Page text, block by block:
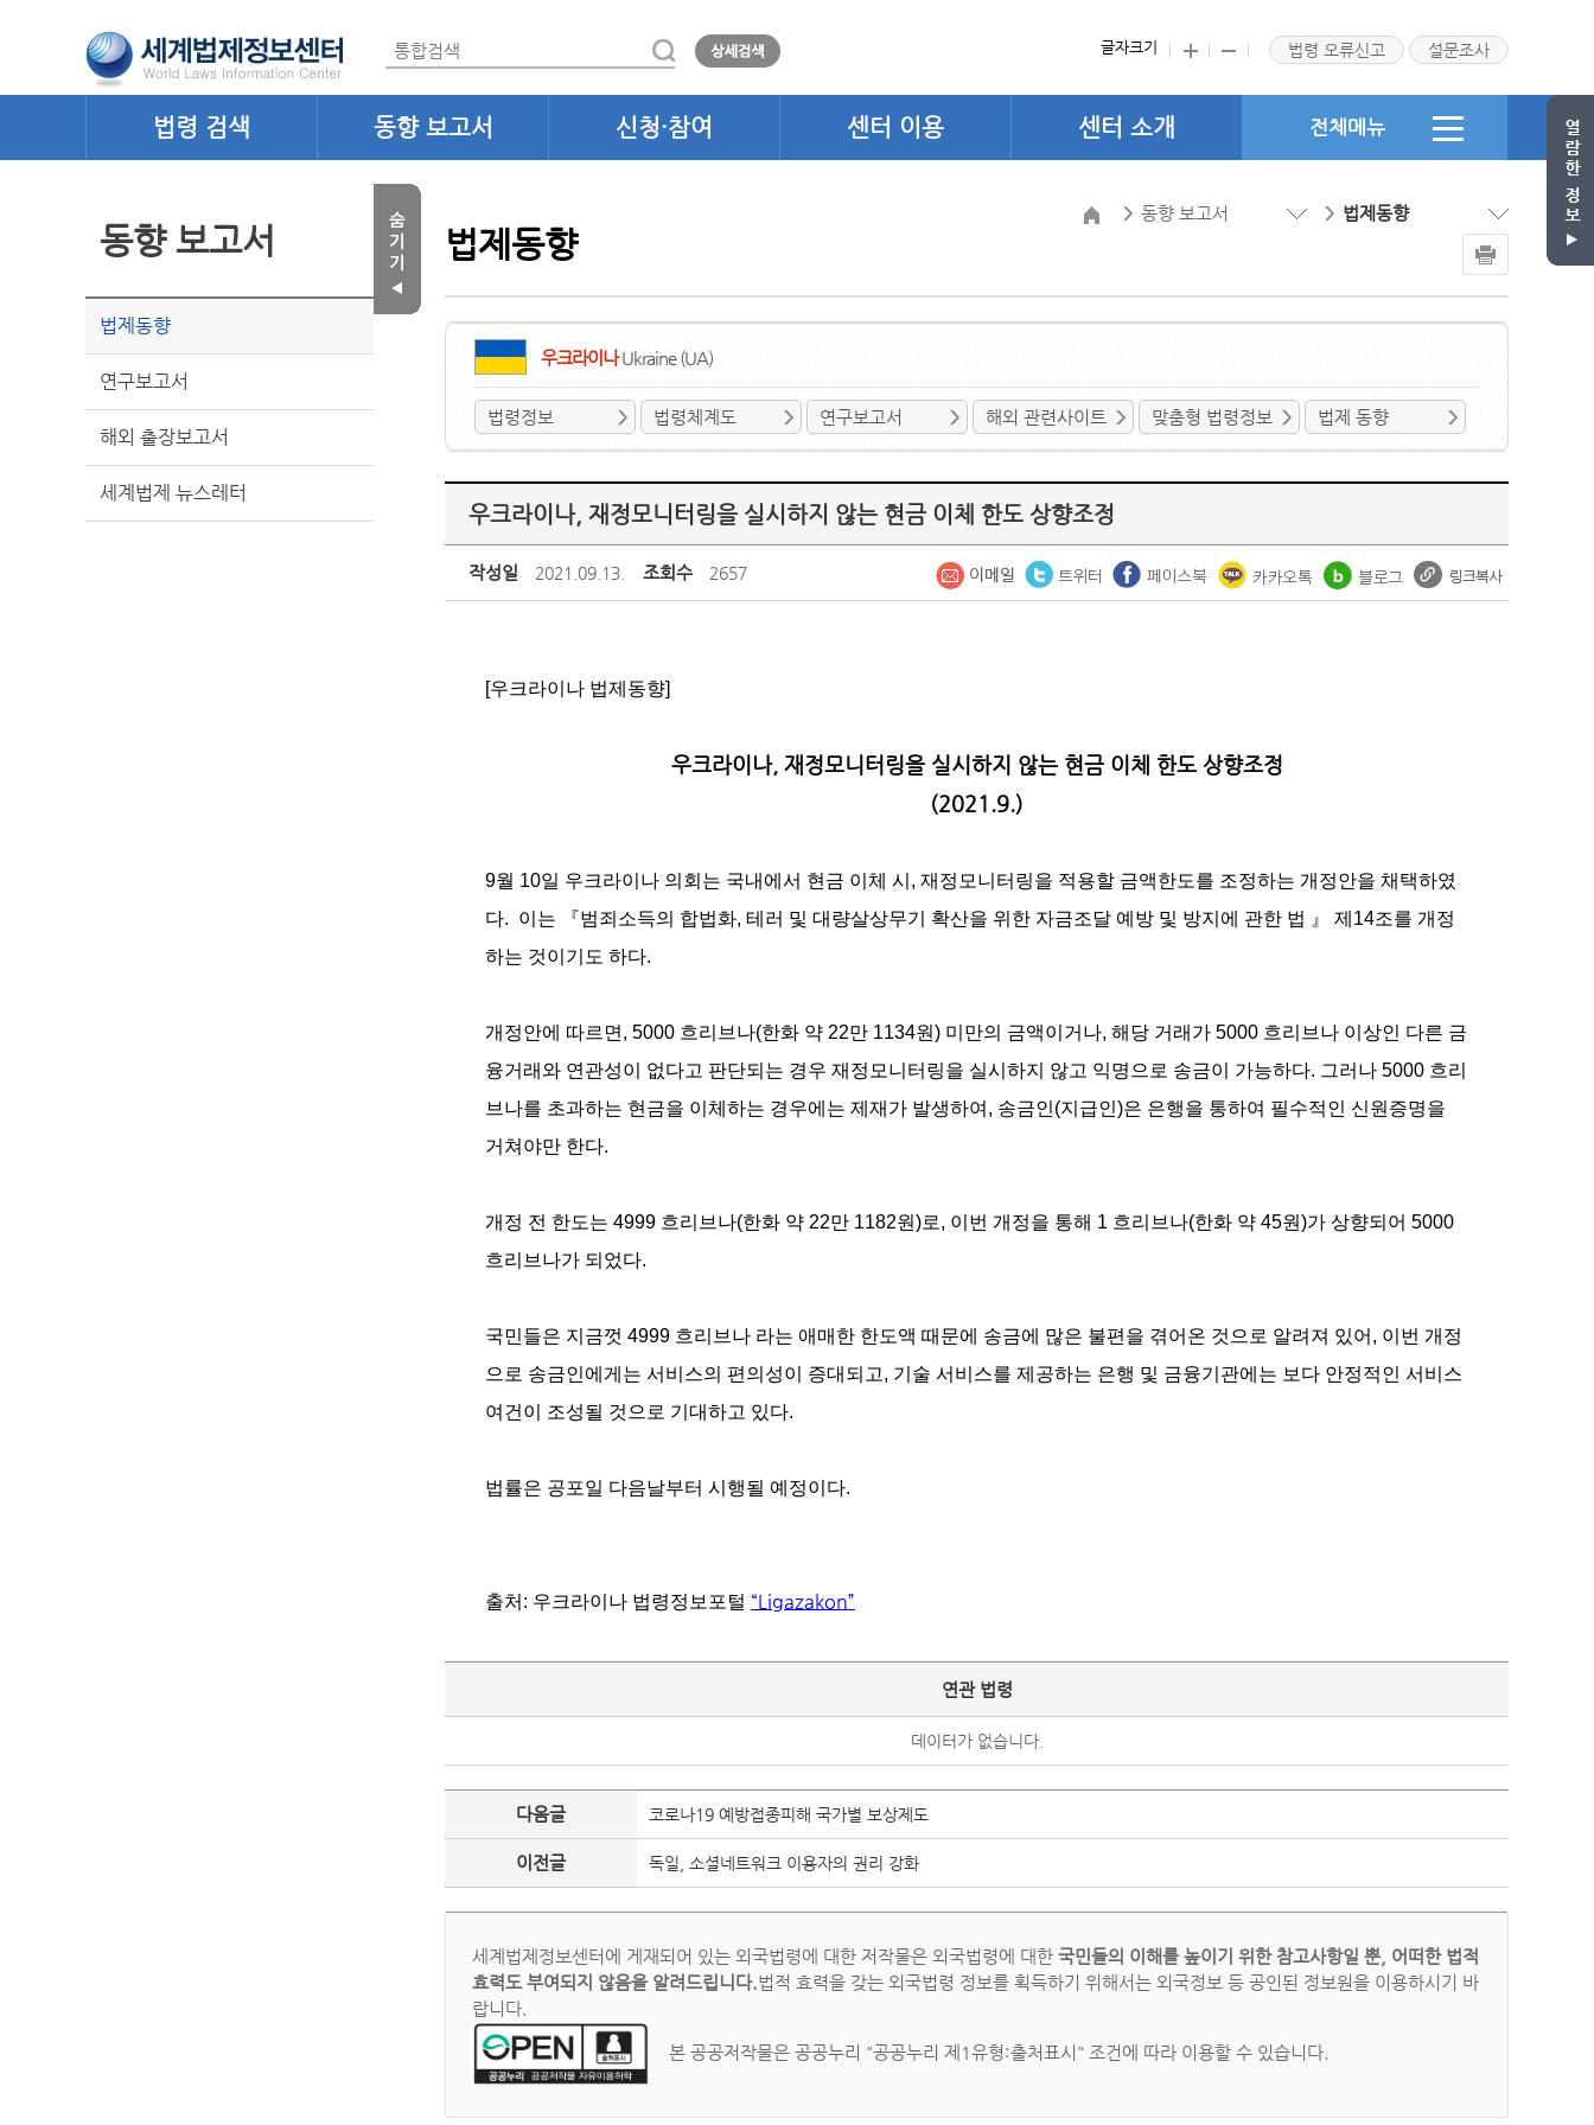
글자크기 법령 오류신고 설문조사
법령 검색 동향 보고서 신청·참여 센터 이용 센터 소개 전체메뉴
동향 보고서
법제동향
연구보고서
해외 출장보고서
세계법제 뉴스레터
동향 보고서 법제동향
법제동향
우크라이나Ukraine (UA)
법령정보 법령체계도 연구보고서 해외 관련사이트 맞춤형 법령정보 법제 동향
우크라이나, 재정모니터링을 실시하지 않는 현금 이체 한도 상향조정
작성일 2021.09.13. 조회수 2657
[우크라이나 법제동향]
우크라이나, 재정모니터링을 실시하지 않는 현금 이체 한도 상향조정
(2021.9.)
9월 10일 우크라이나 의회는 국내에서 현금 이체 시, 재정모니터링을 적용할 금액한도를 조정하는 개정안을 채택하였
다. 이는 『범죄소득의 합법화, 테러 및 대량살상무기 확산을 위한 자금조달 예방 및 방지에 관한 법 』 제14조를 개정
하는 것이기도 하다.
개정안에 따르면, 5000 흐리브나(한화 약 22만 1134원) 미만의 금액이거나, 해당 거래가 5000 흐리브나 이상인 다른 금
융거래와 연관성이 없다고 판단되는 경우 재정모니터링을 실시하지 않고 익명으로 송금이 가능하다. 그러나 5000 흐리
브나를 초과하는 현금을 이체하는 경우에는 제재가 발생하여, 송금인(지급인)은 은행을 통하여 필수적인 신원증명을
거쳐야만 한다.
개정 전 한도는 4999 흐리브나(한화 약 22만 1182원)로, 이번 개정을 통해 1 흐리브나(한화 약 45원)가 상향되어 5000
흐리브나가 되었다.
국민들은 지금껏 4999 흐리브나 라는 애매한 한도액 때문에 송금에 많은 불편을 겪어온 것으로 알려져 있어, 이번 개정
으로 송금인에게는 서비스의 편의성이 증대되고, 기술 서비스를 제공하는 은행 및 금융기관에는 보다 안정적인 서비스
여건이 조성될 것으로 기대하고 있다.
법률은 공포일 다음날부터 시행될 예정이다.
출처: 우크라이나 법령정보포털 “Ligazakon”
연관 법령
데이터가 없습니다.
다음글 코로나19 예방접종피해 국가별 보상제도
이전글 독일, 소셜네트워크 이용자의 권리 강화
세계법제정보센터에 게재되어 있는 외국법령에 대한 저작물은 외국법령에 대한 국민들의 이해를 높이기 위한 참고사항일 뿐, 어떠한 법적
효력도 부여되지 않음을 알려드립니다.법적 효력을 갖는 외국법령 정보를 획득하기 위해서는 외국정보 등 공인된 정보원을 이용하시기 바
랍니다.
본 공공저작물은 공공누리 "공공누리 제1유형:출처표시" 조건에 따라 이용할 수 있습니다.